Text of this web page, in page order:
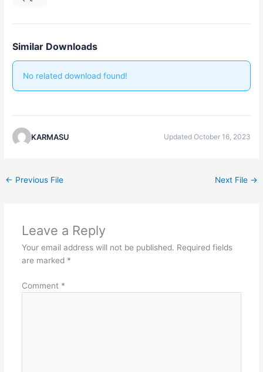
Similar Downloads
No related download found!
KARMASU Updated October 16, 2023
← Previous File Next File →
Leave a Reply
Your email address will not be published. Required fields
are marked *
Comment *